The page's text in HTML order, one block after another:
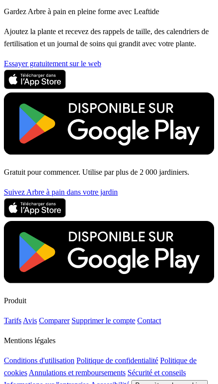
Gardez Arbre à pain en pleine forme avec Leaftide
Ajoutez la plante et recevez des rappels de taille, des calendriers de
fertilisation et un journal de soins qui grandit avec votre plante.
Essayer gratuitement sur le web
Gratuit pour commencer. Utilise par plus de 2 000 jardiniers.
Suivez Arbre à pain dans votre jardin
Produit
TarifsAvis Comparer Supprimer le compte Contact
Mentions légales
Conditions d'utilisation Politique de confidentialité Politique de
cookiesAnnulations et remboursements Sécurité et conseils